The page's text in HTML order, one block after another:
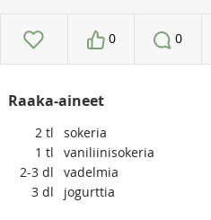
0 0
Raaka-aineet
2 tl
sokeria
1 tl
vaniliinisokeria
2-3 dl
vadelmia
3 dl jogurttia